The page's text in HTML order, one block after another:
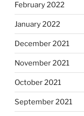
February 2022
January 2022
December 2021
November 2021
October 2021
September 2021